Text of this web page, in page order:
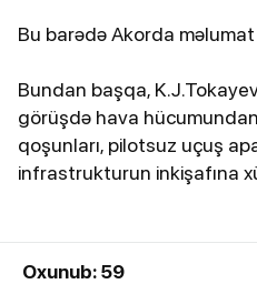
Bu barədə Akorda məlumat
Bundan başqa,
görüşdə hava
qoşunları, pilotsuz uçuş
infrastrukturun inkişafına
Oxunub: 59